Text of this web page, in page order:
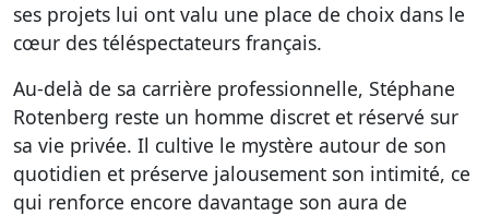
ses projets lui ont valu une place de choix dans le
cœur des téléspectateurs français.
Au-delà de sa carrière professionnelle, Stéphane
Rotenberg reste un homme discret et réservé sur
sa vie privée. Il cultive le mystère autour de son
quotidien et préserve jalousement son intimité, ce
qui renforce encore davantage son aura de